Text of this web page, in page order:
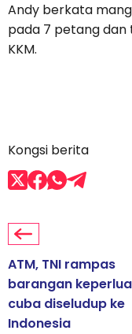
Andy berkata
pada 7 petang dan
KKM.
Kongsi berita
ATM, TNI rampas
barangan
cuba diseludup ke
Indonesia